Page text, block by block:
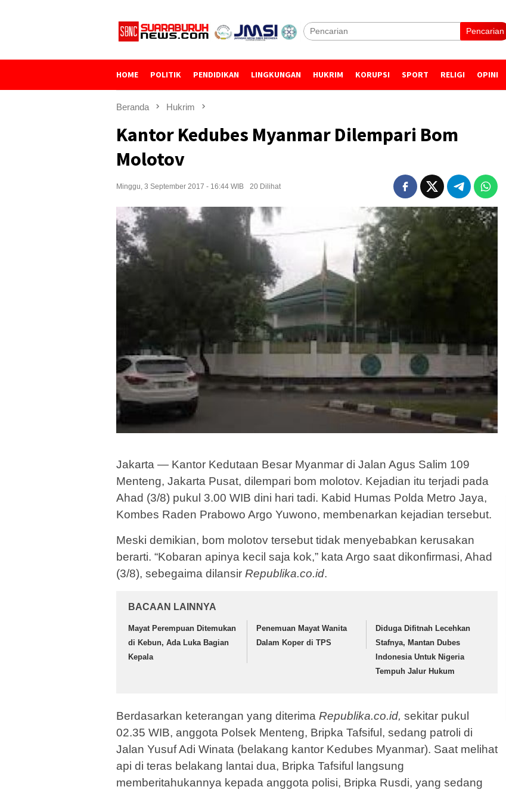
Pencarian
HOME POLITIK PENDIDIKAN LINGKUNGAN HUKRIM KORUPSI SPORT RELIGI OPINI
Beranda Hukrim
Kantor Kedubes Myanmar Dilempari Bom
Molotov
Minggu, 3 September 2017 - 16:44 WIB 20 Dilihat
Jakarta — Kantor Kedutaan Besar Myanmar di Jalan Agus Salim 109
Menteng, Jakarta Pusat, dilempari bom molotov. Kejadian itu terjadi pada
Ahad (3/8) pukul 3.00 WIB dini hari tadi. Kabid Humas Polda Metro Jaya,
Kombes Raden Prabowo Argo Yuwono, membenarkan kejadian tersebut.
Meski demikian, bom molotov tersebut tidak menyebabkan kerusakan
berarti. “Kobaran apinya kecil saja kok,” kata Argo saat dikonfirmasi, Ahad
(3/8), sebegaima dilansir Republika.co.id.
BACAAN LAINNYA
Mayat Perempuan Ditemukan
di Kebun, Ada Luka Bagian
Kepala
Penemuan Mayat Wanita
Dalam Koper di TPS
Diduga Difitnah Lecehkan
Stafnya, Mantan Dubes
Indonesia Untuk Nigeria
Tempuh Jalur Hukum
Berdasarkan keterangan yang diterima Republika.co.id, sekitar pukul
02.35 WIB, anggota Polsek Menteng, Bripka Tafsiful, sedang patroli di
Jalan Yusuf Adi Winata (belakang kantor Kedubes Myanmar). Saat melihat
api di teras belakang lantai dua, Bripka Tafsiful langsung
memberitahukannya kepada anggota polisi, Bripka Rusdi, yang sedang